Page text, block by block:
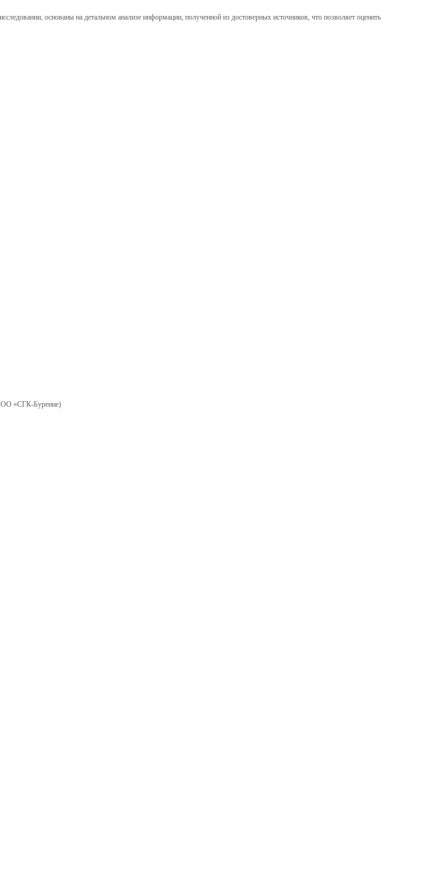
основаны на детальном анализе информации, полученной из достоверных источников, что позволяет оценить
«СГК-Бурение)